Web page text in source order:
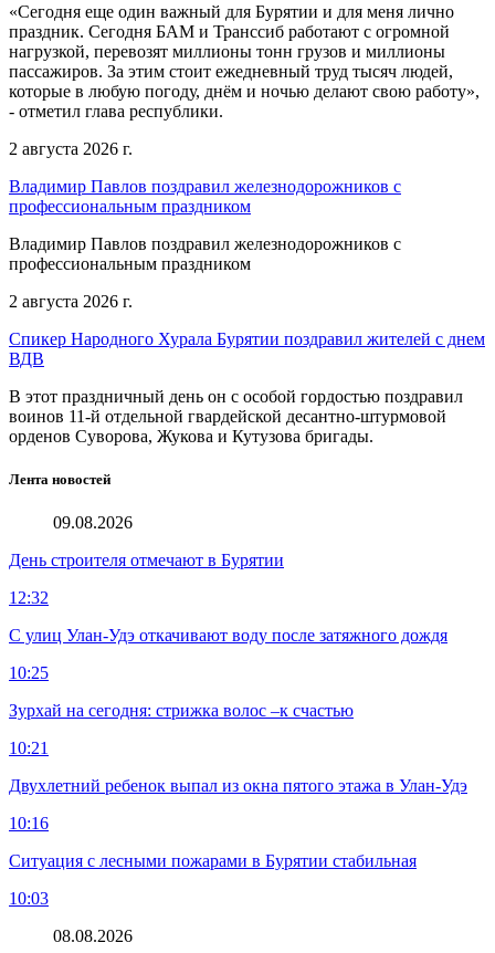
«Сегодня еще один важный для Бурятии и для меня лично
праздник. Сегодня БАМ и Транссиб работают с огромной
нагрузкой, перевозят миллионы тонн грузов и миллионы
пассажиров. За этим стоит ежедневный труд тысяч людей,
которые в любую погоду, днём и ночью делают свою работу»,
- отметил глава республики.
2 августа 2026 г.
Владимир Павлов поздравил железнодорожников с
профессиональным праздником
Владимир Павлов поздравил железнодорожников с
профессиональным праздником
2 августа 2026 г.
Спикер Народного Хурала Бурятии поздравил жителей с днем
ВДВ
В этот праздничный день он с особой гордостью поздравил
воинов 11-й отдельной гвардейской десантно-штурмовой
орденов Суворова, Жукова и Кутузова бригады.
Лента новостей
09.08.2026
День строителя отмечают в Бурятии
12:32
С улиц Улан-Удэ откачивают воду после затяжного дождя
10:25
Зурхай на сегодня: стрижка волос –к счастью
10:21
Двухлетний ребенок выпал из окна пятого этажа в Улан-Удэ
10:16
Ситуация с лесными пожарами в Бурятии стабильная
10:03
08.08.2026